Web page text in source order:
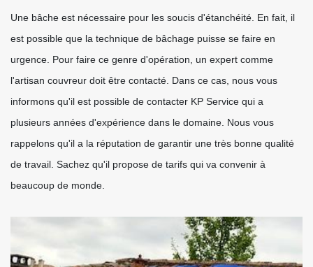
Une bâche est nécessaire pour les soucis d'étanchéité. En fait, il
est possible que la technique de bâchage puisse se faire en
urgence. Pour faire ce genre d'opération, un expert comme
l'artisan couvreur doit être contacté. Dans ce cas, nous vous
informons qu'il est possible de contacter KP Service qui a
plusieurs années d'expérience dans le domaine. Nous vous
rappelons qu'il a la réputation de garantir une très bonne qualité
de travail. Sachez qu'il propose de tarifs qui va convenir à
beaucoup de monde.